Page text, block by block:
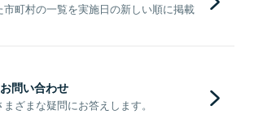
町村の一覧を実施日の新しい順に掲載
問い合わせ
ざまな疑問にお答えします。